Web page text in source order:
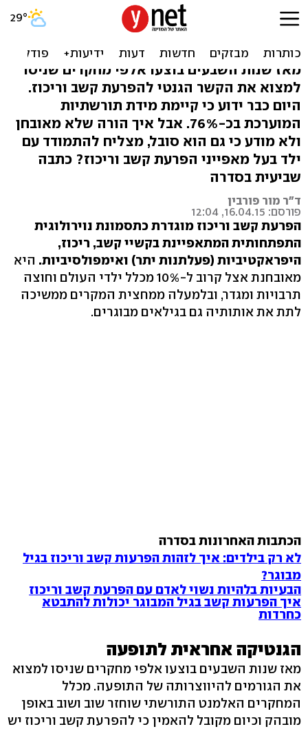
מה קורה כשכל המשפחה
סובלת מהפרעת קשב וריכוז?
מאז שנות השבעים בוצעו אלפי מחקרים שניסו
למצוא את הקשר הגנטי להפרעת קשב וריכוז.
היום כבר ידוע כי קיימת מידת תורשתיות
המוערכת בכ-76%. אבל איך הורה שלא מאובחן
ולא מודע כי גם הוא סובל, מצליח להתמודד עם
ילד בעל מאפייני הפרעת קשב וריכוז? כתבה
שביעית בסדרה
ד"ר מור פורבין
פורסם: 16.04.15, 12:04
הפרעת קשב וריכוז מוגדרת כתסמונת נוירולוגית
התפתחותית ‏המתאפיינת בקשיי קשב, ריכוז,
היפראקטיביות (פעלתנות יתר) ואימפולסיביות‏. היא
מאובחנת אצל קרוב ל-10% מכלל ילדי העולם וחוצה
תרבויות ומגדר, ובלמעלה ממחצית המקרים ממשיכה
לתת את אותותיה גם בגילאים מבוגרים.
הכתבות האחרונות בסדרה
לא רק בילדים: איך לזהות הפרעות קשב וריכוז בגיל
מבוגר?
הבעיות בלהיות נשוי לאדם עם הפרעת קשב וריכוז
איך הפרעות קשב בגיל המבוגר יכולות להתבטא
כחרדות
הגנטיקה אחראית לתופעה
מאז שנות השבעים בוצעו אלפי מחקרים שניסו למצוא
את הגורמים להיווצרותה של התופעה. מכלל
המחקרים האלמנט התורשתי שוחזר שוב ושוב באופן
מובהק וכיום מקובל להאמין כי להפרעת קשב וריכוז יש